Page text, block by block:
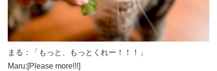
まる：「もっと、もっとくれー！！！」
Maru:[Please more!!!]